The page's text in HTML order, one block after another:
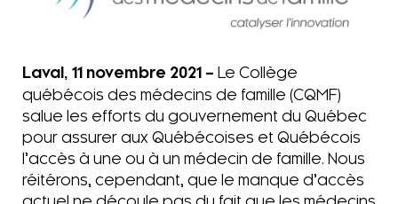
Laval, 11 novembre 2021 – Le Collège
québécois des médecins de famille (CQMF)
salue les efforts du gouvernement du Québec
pour assurer aux Québécoises et Québécois
l’accès à une ou à un médecin de famille. Nous
réitérons, cependant, que le manque d’accès